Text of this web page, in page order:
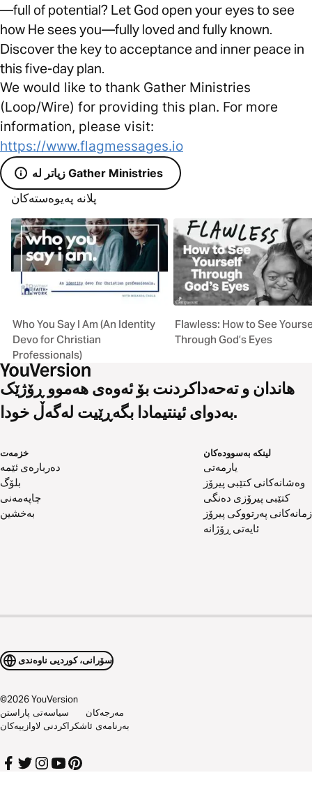
—full of potential? Let God open your eyes to see
how He sees you—fully loved and fully known.
Discover the key to acceptance and inner peace in
this five-day plan.
We would like to thank Gather Ministries
(Loop/Wire) for providing this plan. For more
information, please visit:
https://www.flagmessages.io
زیاتر لە Gather Ministries
پلانە پەیوەستەکان
Who You Say I Am (An Identity
Devo for Christian
Professionals)
Flawless: How to See
Through God’s Eyes
هاندان و تەحەداکردنت بۆ ئەوەی هەموو ڕۆژێک
بەدوای ئینتیمادا بگەڕێیت لەگەڵ خودا.
خزمەت
دەربارەی ئێمە
بلۆگ
چاپەمەنی
بەخشین
لینکە بەسوودەکان
یارمەتی
وەشانەکانی کتێبی پیرۆز
کتێبی پیرۆزی دەنگی
زمانەکانی پەرتووکی پیرۆز
ئایەتی ڕۆژانە
سۆرانی، کوردیی ناوەندی
©2026YouVersion
سیاسەتی پاراستن
مەرجەکان
بەرنامەی ئاشکراکردنی لاوازییەکان